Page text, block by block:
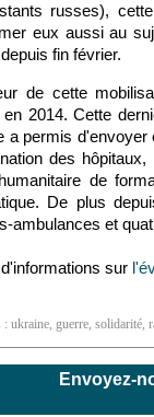
russes),
eux aussi au
fin février.
de cette
en 2014. Cette
a permis
des
de
De plus
ambulances et
sur
: ukraine, guerre, solidarité,
Envoyez-